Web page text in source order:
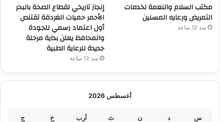
مكتب السلام والنعمة لخدمات
التمريض ورعايه المسنين
منذ 12 ساعة
إنجاز تاريخي لقطاع الصحة بالبحر
الأحمر حميات الغردقة تقتنص
أول اعتماد رسمي للجودة
والمحافظ يعلن بداية مرحلة
جديدة للرعاية الطبية
منذ 12 ساعة
أغسطس 2026
س د ن ث أرب خ ج